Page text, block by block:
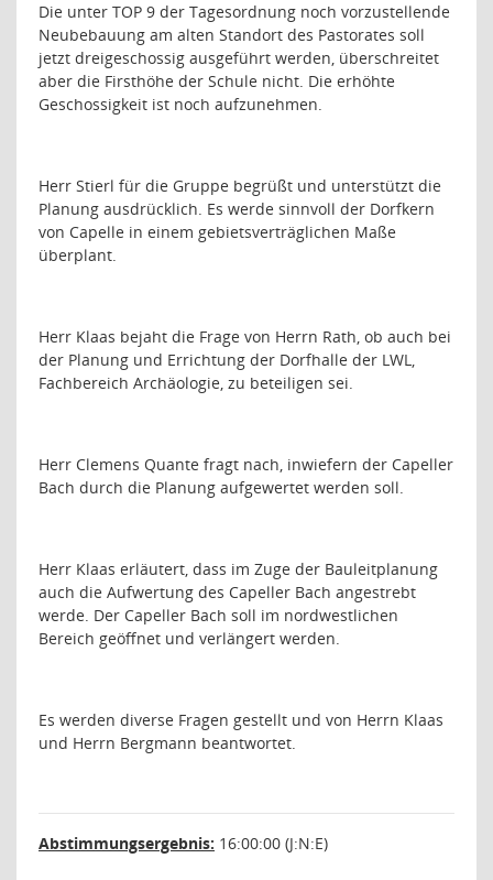
Die unter TOP 9 der Tagesordnung noch vorzustellende
Neubebauung am alten Standort des Pastorates soll
jetzt dreigeschossig ausgeführt werden, überschreitet
aber die Firsthöhe der Schule nicht. Die erhöhte
Geschossigkeit ist noch aufzunehmen.
Herr Stierl für die Gruppe begrüßt und unterstützt die
Planung ausdrücklich. Es werde sinnvoll der Dorfkern
von Capelle in einem gebietsverträglichen Maße
überplant.
Herr Klaas bejaht die Frage von Herrn Rath, ob auch bei
der Planung und Errichtung der Dorfhalle der LWL,
Fachbereich Archäologie, zu beteiligen sei.
Herr Clemens Quante fragt nach, inwiefern der Capeller
Bach durch die Planung aufgewertet werden soll.
Herr Klaas erläutert, dass im Zuge der Bauleitplanung
auch die Aufwertung des Capeller Bach angestrebt
werde. Der Capeller Bach soll im nordwestlichen
Bereich geöffnet und verlängert werden.
Es werden diverse Fragen gestellt und von Herrn Klaas
und Herrn Bergmann beantwortet.
Abstimmungsergebnis: 16:00:00 (J:N:E)